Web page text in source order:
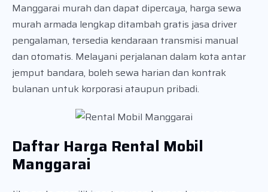
Manggarai murah dan dapat dipercaya, harga sewa
murah armada lengkap ditambah gratis jasa driver
pengalaman, tersedia kendaraan transmisi manual
dan otomatis. Melayani perjalanan dalam kota antar
jemput bandara, boleh sewa harian dan kontrak
bulanan untuk korporasi ataupun pribadi.
Daftar Harga Rental Mobil
Manggarai